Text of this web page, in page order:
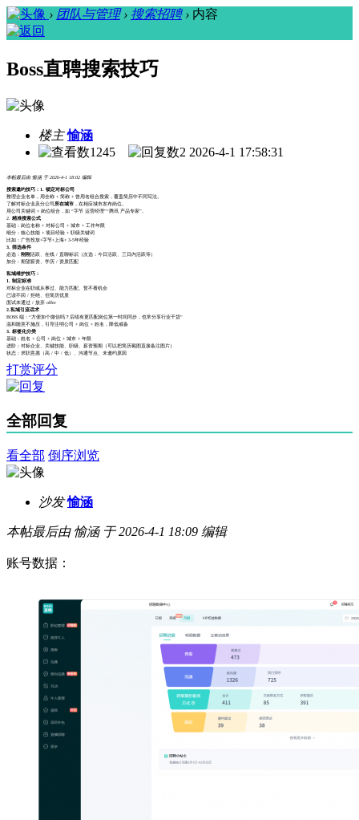
› 团队与管理 › 搜索招聘 › 内容
Boss直聘搜索技巧
楼主 愉涵
1245
2 2026-4-1 17:58:31
本帖最后由 愉涵 于 2026-4-1 18:02 编辑
搜索邀约技巧： 1. 锁定对标公司
整理企业名单，用全称 + 简称 + 曾用名组合搜索，覆盖简历中不同写法。
了解对标企业及分公司 所在城市 ，在相应城市发布岗位。
用公司关键词 + 岗位组合，如 “字节 运营经理”“腾讯 产品专家”。
2.
精准搜索公式
基础：岗位名称 + 对标公司 + 城市 + 工作年限
细分：核心技能 + 项目经验 + 职级关键词
比如：广告投放+字节+上海+ 3-5年经验
3. 筛选条件
必选： 刚刚活跃、在线 / 直聊标识（次选：今日活跃、三日内活跃等）
加分：期望薪资、学历 / 资质匹配
私域维护技巧：
1. 制定标准
对标企业在职或从事过、能力匹配、暂不看机会
已读不回 / 拒绝、但简历优质
面试未通过 / 放弃 offer
2.私域引流话术
BOSS 端：“方便加个微信吗？后续有更匹配岗位第一时间同步，也常分享行业干货”
温和随意不施压，引导注明公司 + 岗位 + 姓名，降低戒备
3. 标签化分类
基础：姓名 + 公司 + 岗位 + 城市 + 年限
进阶：对标企业、关键技能、职级、薪资预期（可以把简历截图直接备注图片）
状态：求职意愿（高 / 中 / 低）、沟通节点、未邀约原因
打赏评分
全部回复
看全部 倒序浏览
沙发 愉涵
本帖最后由 愉涵 于 2026-4-1 18:09 编辑
账号数据：